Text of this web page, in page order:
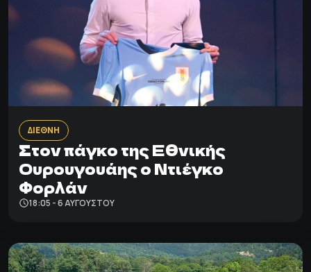
ΔΙΕΘΝΗ
Στον πάγκο της Εθνικής
Ουρουγουάης ο Ντιέγκο
Φορλάν
18:05 - 6 ΑΥΓΟΎΣΤΟΥ